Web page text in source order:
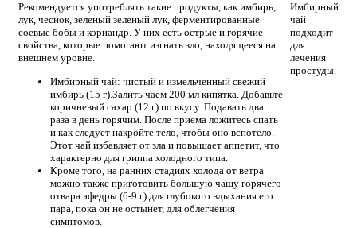
Рекомендуется употреблять такие продукты, как имбирь,
лук, чеснок, зеленый зеленый лук, ферментированные
соевые бобы и кориандр. У них есть острые и горячие
свойства, которые помогают изгнать зло, находящееся на
внешнем уровне.
Имбирный чай: чистый и измельченный свежий
имбирь (15 г).Залить чаем 200 мл кипятка. Добавьте
коричневый сахар (12 г) по вкусу. Подавать два
раза в день горячим. После приема ложитесь спать
и как следует накройте тело, чтобы оно вспотело.
Этот чай избавляет от зла ​​и повышает аппетит, что
характерно для гриппа холодного типа.
Кроме того, на ранних стадиях холода от ветра
можно также приготовить большую чашу горячего
отвара эфедры (6-9 г) для глубокого вдыхания его
пара, пока он не остынет, для облегчения
симптомов.
Имбирный
чай
подходит
для
лечения
простуды.